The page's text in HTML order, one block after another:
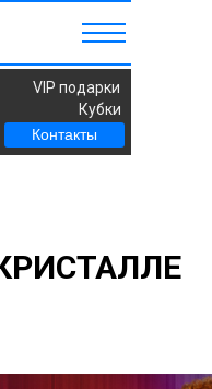
Кубки
VIP подарки
Контакты